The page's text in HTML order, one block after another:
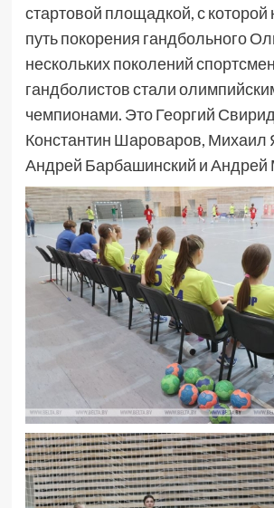
стартовой площадкой, с которой
путь покорения гандбольного
нескольких поколений
гандболистов стали
чемпионами. Это Георгий
Константин Шароваров, Михаил
Андрей Барбашинский и Андрей